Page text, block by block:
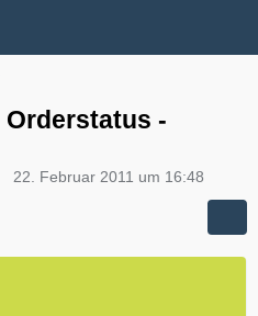
-
22. Februar 2011 um 16:48